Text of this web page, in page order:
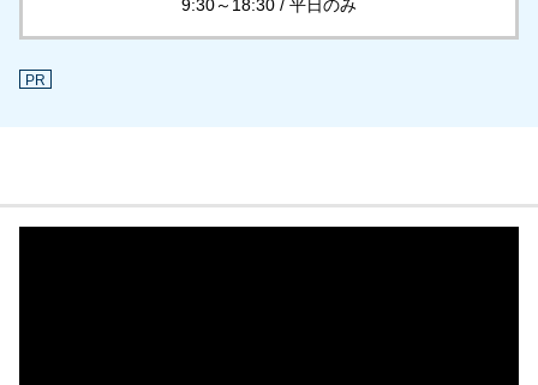
9:30～18:30 / 平日のみ
PR